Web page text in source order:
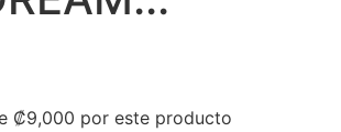
₡9,000 por este producto